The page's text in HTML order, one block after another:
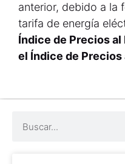
anterior, debido a la
tarifa de energía
Índice de Precios
el Índice de Precios